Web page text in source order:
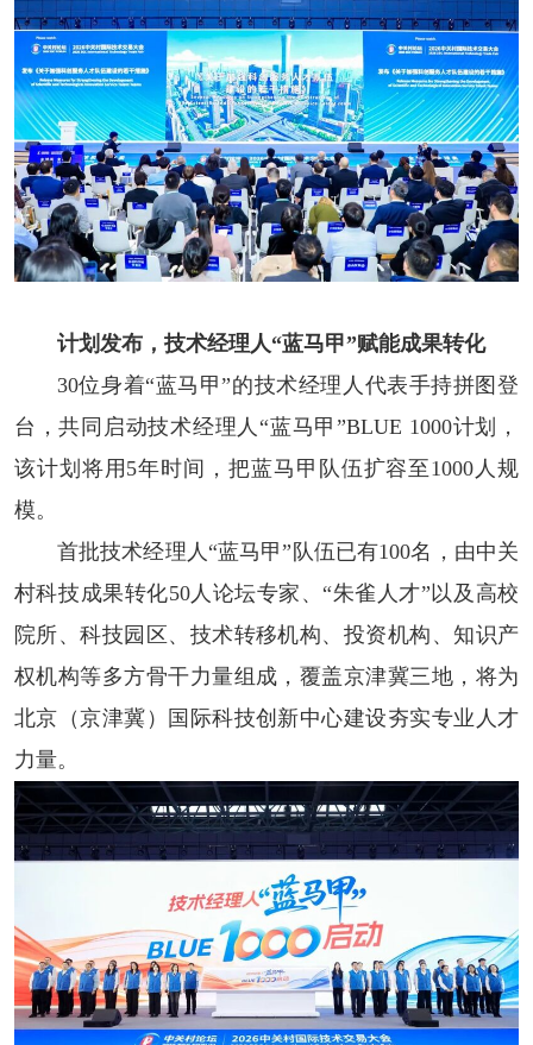
计划发布，技术经理人“蓝马甲”赋能成果转化
30位身着“蓝马甲”的技术经理人代表手持拼图登
台，共同启动技术经理人“蓝马甲”BLUE 1000计划，
该计划将用5年时间，把蓝马甲队伍扩容至1000人规
模。
首批技术经理人“蓝马甲”队伍已有100名，由中关
村科技成果转化50人论坛专家、“朱雀人才”以及高校
院所、科技园区、技术转移机构、投资机构、知识产
权机构等多方骨干力量组成，覆盖京津冀三地，将为
北京（京津冀）国际科技创新中心建设夯实专业人才
力量。